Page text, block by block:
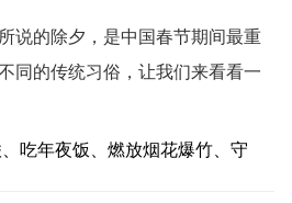
说的除夕，是中国春节期间最重
同的传统习俗，让我们来看看一
吃年夜饭、燃放烟花爆竹、守